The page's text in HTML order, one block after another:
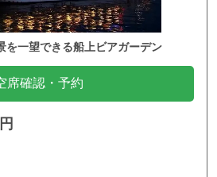
を一望できる船上ビアガーデン
席確認・予約